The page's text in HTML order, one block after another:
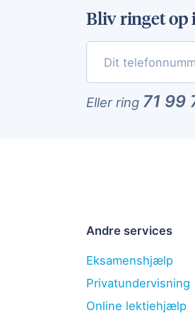
Bliv ringet op
Eller ring 71 99
Andre services
Eksamenshjælp
Privatundervisning
Online lektiehjælp